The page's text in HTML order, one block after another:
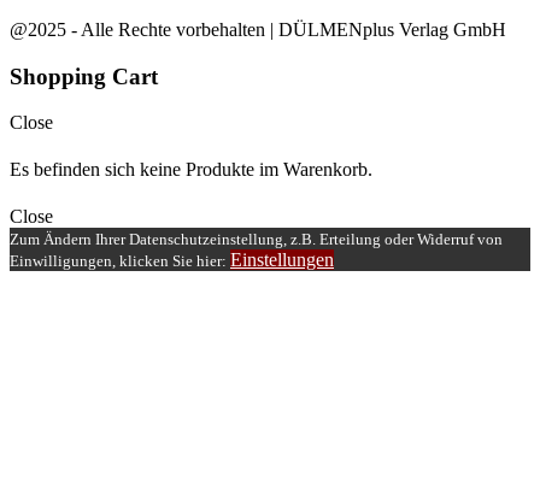
@2025 - Alle Rechte vorbehalten | DÜLMENplus Verlag GmbH
Shopping Cart
Close
Es befinden sich keine Produkte im Warenkorb.
Close
Zum Ändern Ihrer Datenschutzeinstellung, z.B. Erteilung oder Widerruf von
Einwilligungen, klicken Sie hier: Einstellungen